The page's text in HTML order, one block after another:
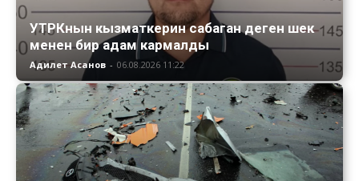
УТРКнын кызматкерин сабаган деген шек
менен бир адам кармалды
Адилет Асанов - 06.08.2026 11:22